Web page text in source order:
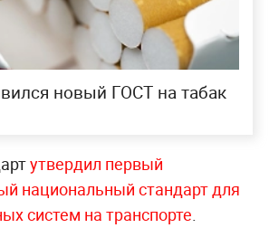
новый ГОСТ на табак
утвердил первый
национальный стандарт для
систем на транспорте.